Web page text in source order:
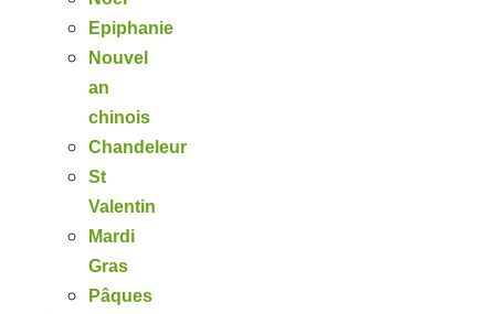
Epiphanie
Nouvel
an
chinois
Chandeleur
St
Valentin
Mardi
Gras
Pâques